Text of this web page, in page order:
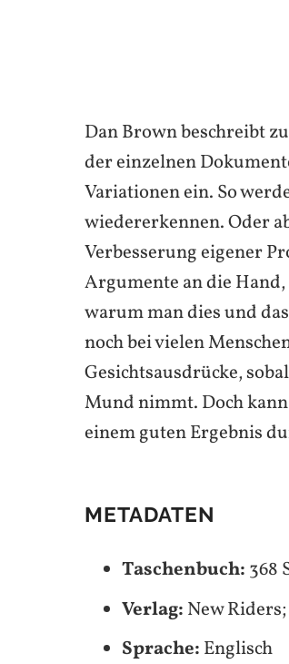
Dan Brown beschreibt
der einzelnen
Variationen ein. So
wiedererkennen. Oder
Verbesserung eigener
Argumente an die
warum man dies und
noch bei vielen
Gesichtsausdrücke,
Mund nimmt. Doch
einem guten Ergebnis
METADATEN
Taschenbuch: 368
Verlag: New
Sprache: Englisch